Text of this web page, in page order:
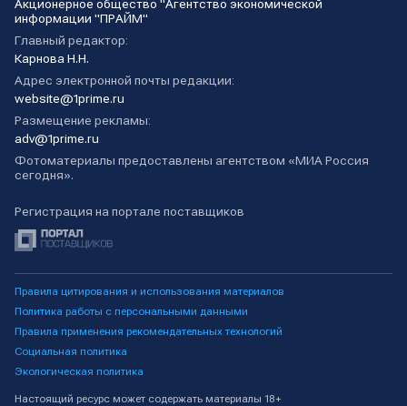
Акционерное общество "Агентство экономической
информации "ПРАЙМ"
Главный редактор:
Карнова Н.Н.
Адрес электронной почты редакции:
website@1prime.ru
Размещение рекламы:
adv@1prime.ru
Фотоматериалы предоставлены агентством «МИА Россия
сегодня».
Регистрация на портале поставщиков
Правила цитирования и использования материалов
Политика работы с персональными данными
Правила применения рекомендательных технологий
Социальная политика
Экологическая политика
Настоящий ресурс может содержать материалы 18+